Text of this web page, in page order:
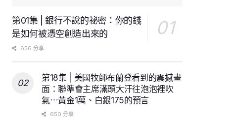
第01集 | 銀行不說的祕密：你的錢
是如何被憑空創造出來的
656 分享
第18集 | 美國牧師布蘭登看到的震撼畫
面：聯準會主席滿頭大汗往泡泡裡吹
氣⋯黃金1萬、白銀175的預言
650 分享